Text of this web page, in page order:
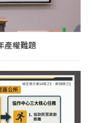
產權難題